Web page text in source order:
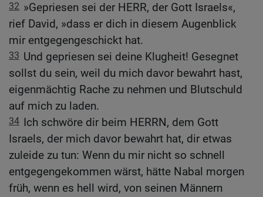
32 »Gepriesen sei der HERR, der Gott Israels«,
rief David, »dass er dich in diesem Augenblick
mir entgegengeschickt hat.
33 Und gepriesen sei deine Klugheit! Gesegnet
sollst du sein, weil du mich davor bewahrt hast,
eigenmächtig Rache zu nehmen und Blutschuld
auf mich zu laden.
34 Ich schwöre dir beim HERRN, dem Gott
Israels, der mich davor bewahrt hat, dir etwas
zuleide zu tun: Wenn du mir nicht so schnell
entgegengekommen wärst, hätte Nabal morgen
früh, wenn es hell wird, von seinen Männern